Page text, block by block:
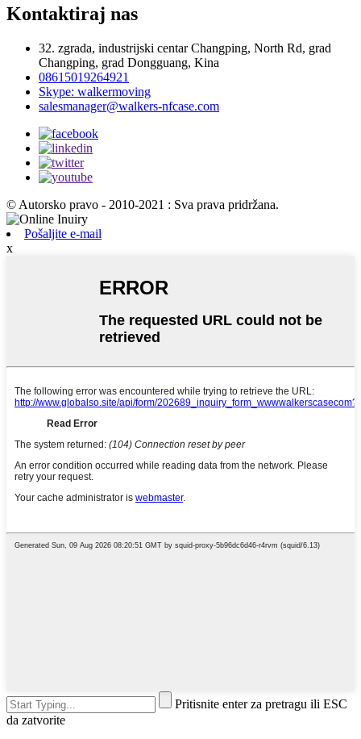
Kontaktiraj nas
32. zgrada, industrijski centar Changping, North Rd, grad
Changping, grad Dongguang, Kina
08615019264921
Skype: walkermoving
salesmanager@walkers-nfcase.com
© Autorsko pravo - 2010-2021 : Sva prava pridržana.
Pošaljite e-mail
x
Pritisnite enter za pretragu ili ESC
da zatvorite